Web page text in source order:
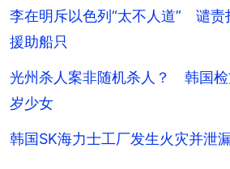
李在明斥以色列“太不人道” 谴责
援助船只
光州杀人案非随机杀人？ 韩国检
岁少女
韩国SK海力士工厂发生火灾并